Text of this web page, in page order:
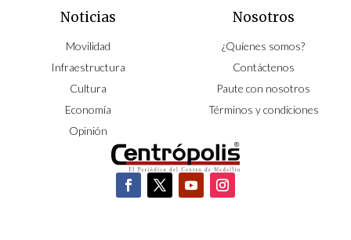
Noticias
Movilidad
Infraestructura
Cultura
Economía
Opinión
Nosotros
¿Quíenes somos?
Contáctenos
Paute con nosotros
Términos y condiciones